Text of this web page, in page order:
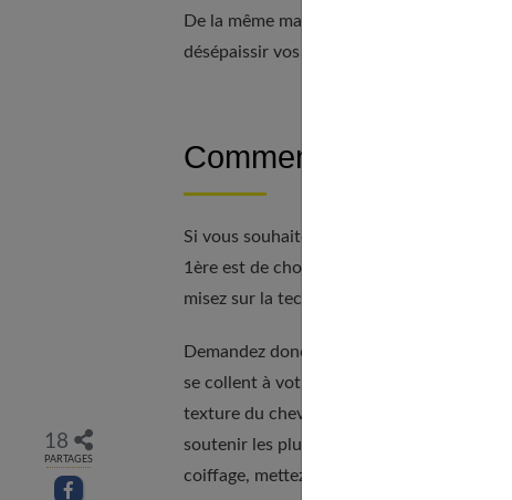
18
PARTAGES
Partager sur facebook
De la même manière,
désépaissir vos pointes abîmées et
Comment donner du
Si vous souhaitez
1ère est de choisir une
misez sur la technique.
Demandez donc à votre coiffeur de
se collent à votre cuir chevelu et que le
texture du cheveu en créant des
soutenir les plus longues, ce qui
coiffage, mettez de côté votre fer à lisser.